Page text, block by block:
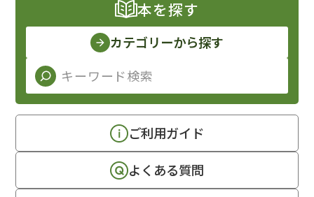
本を探す
カテゴリーから探す
ご利用ガイド
よくある質問